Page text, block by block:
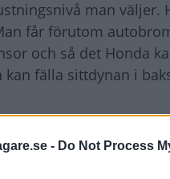
- Do Not Process
man väljer.
får förutom
och så det Honda
fälla sittdynan i
Jazz
och höjt den i